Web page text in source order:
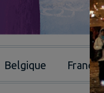
Belgique France